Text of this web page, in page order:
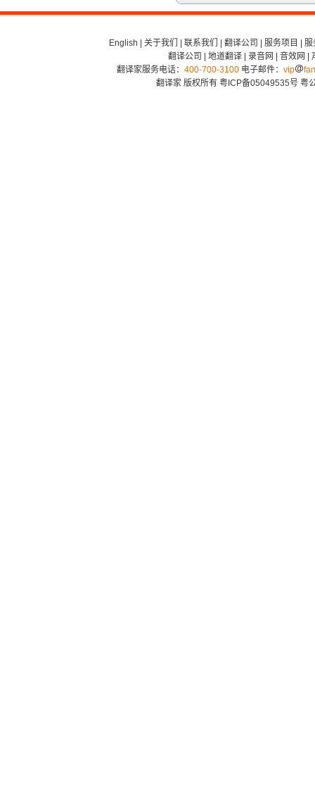
English 关于我们 联系我们 翻译公司 服务项目
服
翻译公司
地道翻译| 录音网 音效网
翻译家服务电话： 400-700-3100电子邮件： vip
翻译家 版权所有 粤ICP备05049535号 粤